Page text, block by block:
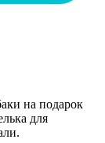
на подарок
для